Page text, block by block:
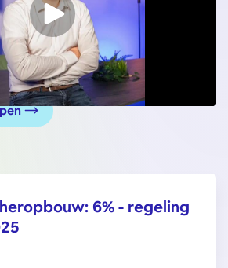
6% - regeling